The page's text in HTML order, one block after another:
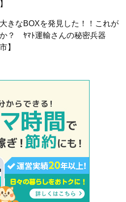
きなBOXを発見した！！これが
？ ﾔﾏﾄ運輸さんの秘密兵器
】